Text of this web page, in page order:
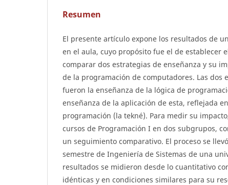
Resumen
El presente artículo expone los resultados de
en el aula, cuyo propósito fue el de establecer
comparar dos estrategias de enseñanza y su
de la programación de computadores. Las dos
fueron la enseñanza de la lógica de
enseñanza de la aplicación de esta, reflejada
programación (la tekné). Para medir su
cursos de Programación I en dos subgrupos,
un seguimiento comparativo. El proceso se
semestre de Ingeniería de Sistemas de una
resultados se midieron desde lo cuantitativo
idénticas y en condiciones similares para su